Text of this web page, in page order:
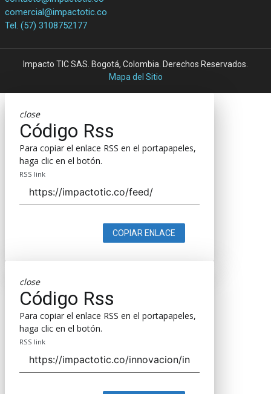
comercial@impactotic.co
Tel. (57) 3108752177
Impacto TIC SAS. Bogotá, Colombia. Derechos Reservados.
Mapa del Sitio
close
Código Rss
Para copiar el enlace RSS en el portapapeles,
haga clic en el botón.
RSS link
COPIAR ENLACE
close
Código Rss
Para copiar el enlace RSS en el portapapeles,
haga clic en el botón.
RSS link